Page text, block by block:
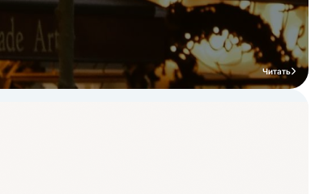
Читать